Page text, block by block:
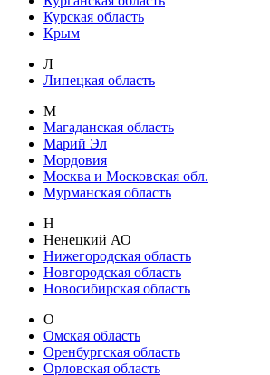
Курская область
Крым
Л
Липецкая область
М
Магаданская область
Марий Эл
Мордовия
Москва и Московская обл.
Мурманская область
Н
Ненецкий АО
Нижегородская область
Новгородская область
Новосибирская область
О
Омская область
Оренбургская область
Орловская область